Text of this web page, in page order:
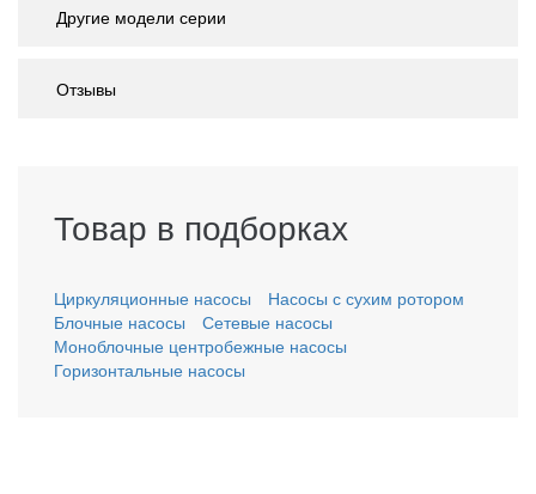
Другие модели серии
Отзывы
Товар в подборках
Циркуляционные насосы
Насосы с сухим ротором
Блочные насосы
Сетевые насосы
Моноблочные центробежные насосы
Горизонтальные насосы